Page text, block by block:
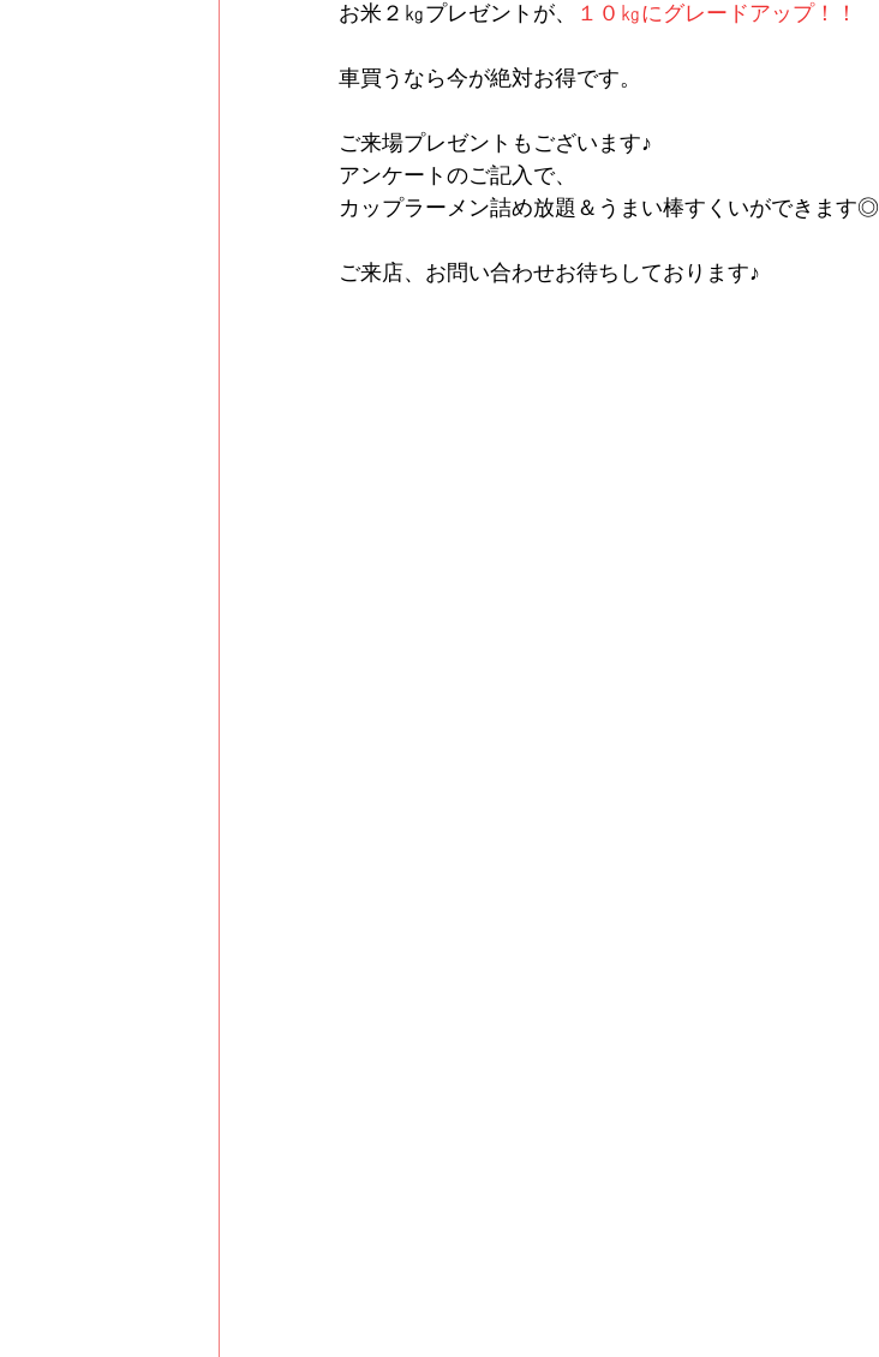
お米２㎏プレゼントが、
１０㎏にグレードアップ！！
車買うなら今が絶対お得です。
ご来場プレゼントもございます♪
アンケートのご記入で、
カップラーメン詰め放題＆うまい棒すくいができます◎
ご来店、お問い合わせお待ちしております♪